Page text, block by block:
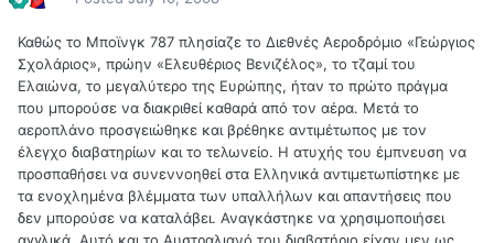
Καθώς το Μποϊνγκ 787 πλησίαζε το Διεθνές Αεροδρόμιο «Γεώργιος
Σχολάριος», πρώην «Ελευθέριος Βενιζέλος», το τζαμί του
Ελαιώνα, το μεγαλύτερο της Ευρώπης, ήταν το πρώτο πράγμα
που μπορούσε να διακριθεί καθαρά από τον αέρα. Μετά το
αεροπλάνο προσγειώθηκε και βρέθηκε αντιμέτωπος με τον
έλεγχο διαβατηρίων και το τελωνείο. Η ατυχής του έμπνευση να
προσπαθήσει να συνεννοηθεί στα Ελληνικά αντιμετωπίστηκε με
τα ενοχλημένα βλέμματα των υπαλλήλων και απαντήσεις που
δεν μπορούσε να καταλάβει. Αναγκάστηκε να χρησιμοποιήσει